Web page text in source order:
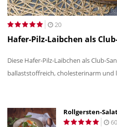
20
Hafer-Pilz-Laibchen als
Diese Hafer-Pilz-Laibchen als Club-
ballaststoffreich, cholesterinarm und
Rollgersten-
60